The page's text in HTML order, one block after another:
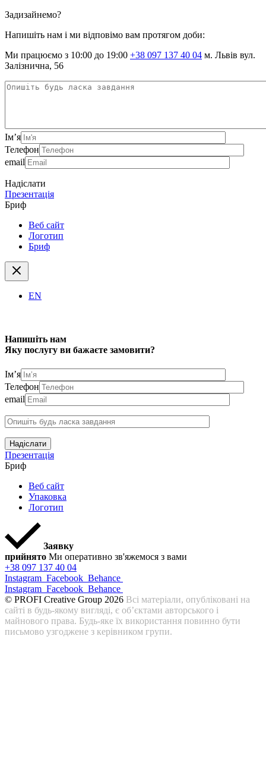
Задизайнемо?
Напишіть нам і ми відповімо вам протягом доби:
Ми працюємо з 10:00 до 19:00 +38 097 137 40 04 м. Львів вул.
Залізнична, 56
Ім’я
Телефон
email
Надіслати
Презентація
Бриф
Веб сайт
Логотип
Бриф
EN
Напишіть нам
Яку послугу ви бажаєте замовити?
Ім’я
Телефон
email
Надіслати
Презентація
Бриф
Веб сайт
Упаковка
Логотип
Заявку
прийнято Ми оперативно зв'яжемося з вами
+38 097 137 40 04
Instagram Facebook Behance
Instagram Facebook Behance
© PROFI Creative Group 2026 Всі матеріали, опубліковані на
сайті в будь-якому вигляді, є об’єктами авторського і
майнового права. Будь-яке їх використання повинно бути
письмово узгоджене з керівником групи.